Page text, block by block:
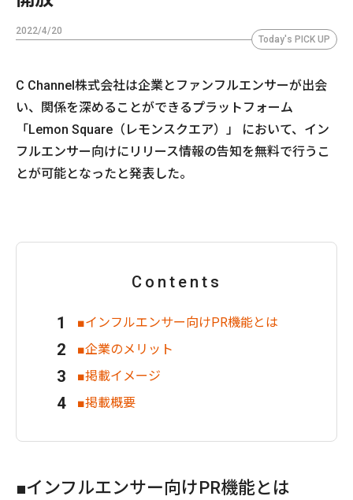
2022/4/20
Today's PICK UP
C Channel株式会社は企業とファンフルエンサーが出会
い、関係を深めることができるプラットフォーム
「Lemon Square（レモンスクエア）」 において、イン
フルエンサー向けにリリース情報の告知を無料で行うこ
とが可能となったと発表した。
Contents
■インフルエンサー向けPR機能とは
■企業のメリット
■掲載イメージ
■掲載概要
■インフルエンサー向けPR機能とは